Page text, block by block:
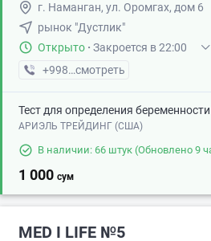
г. Наманган, ул. Оромгах, дом 6
рынок "Дустлик"
Открыто · Закроется в 22:00
+998 (95) XXX-XX-XX
смотреть
Тест для определения
АРИЭЛЬ ТРЕЙДИНГ (США)
В наличии: 66 штук (Обновлено 9
1 000 сум
MED I LIFE №5